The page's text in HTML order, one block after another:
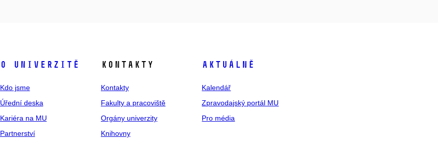
O univerzitě
Kdo jsme
Úřední deska
Kariéra na MU
Partnerství
Kontakty
Kontakty
Fakulty a pracoviště
Orgány univerzity
Knihovny
Aktuálně
Kalendář
Zpravodajský portál MU
Pro média